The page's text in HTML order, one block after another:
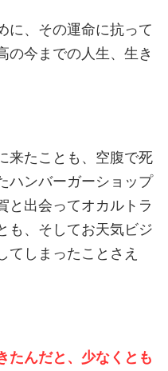
に、その運命に抗って
の今までの人生、生き
来たことも、空腹で死
ハンバーガーショップ
と出会ってオカルトラ
も、そしてお天気ビジ
てしまったことさえ
たんだと、少なくとも